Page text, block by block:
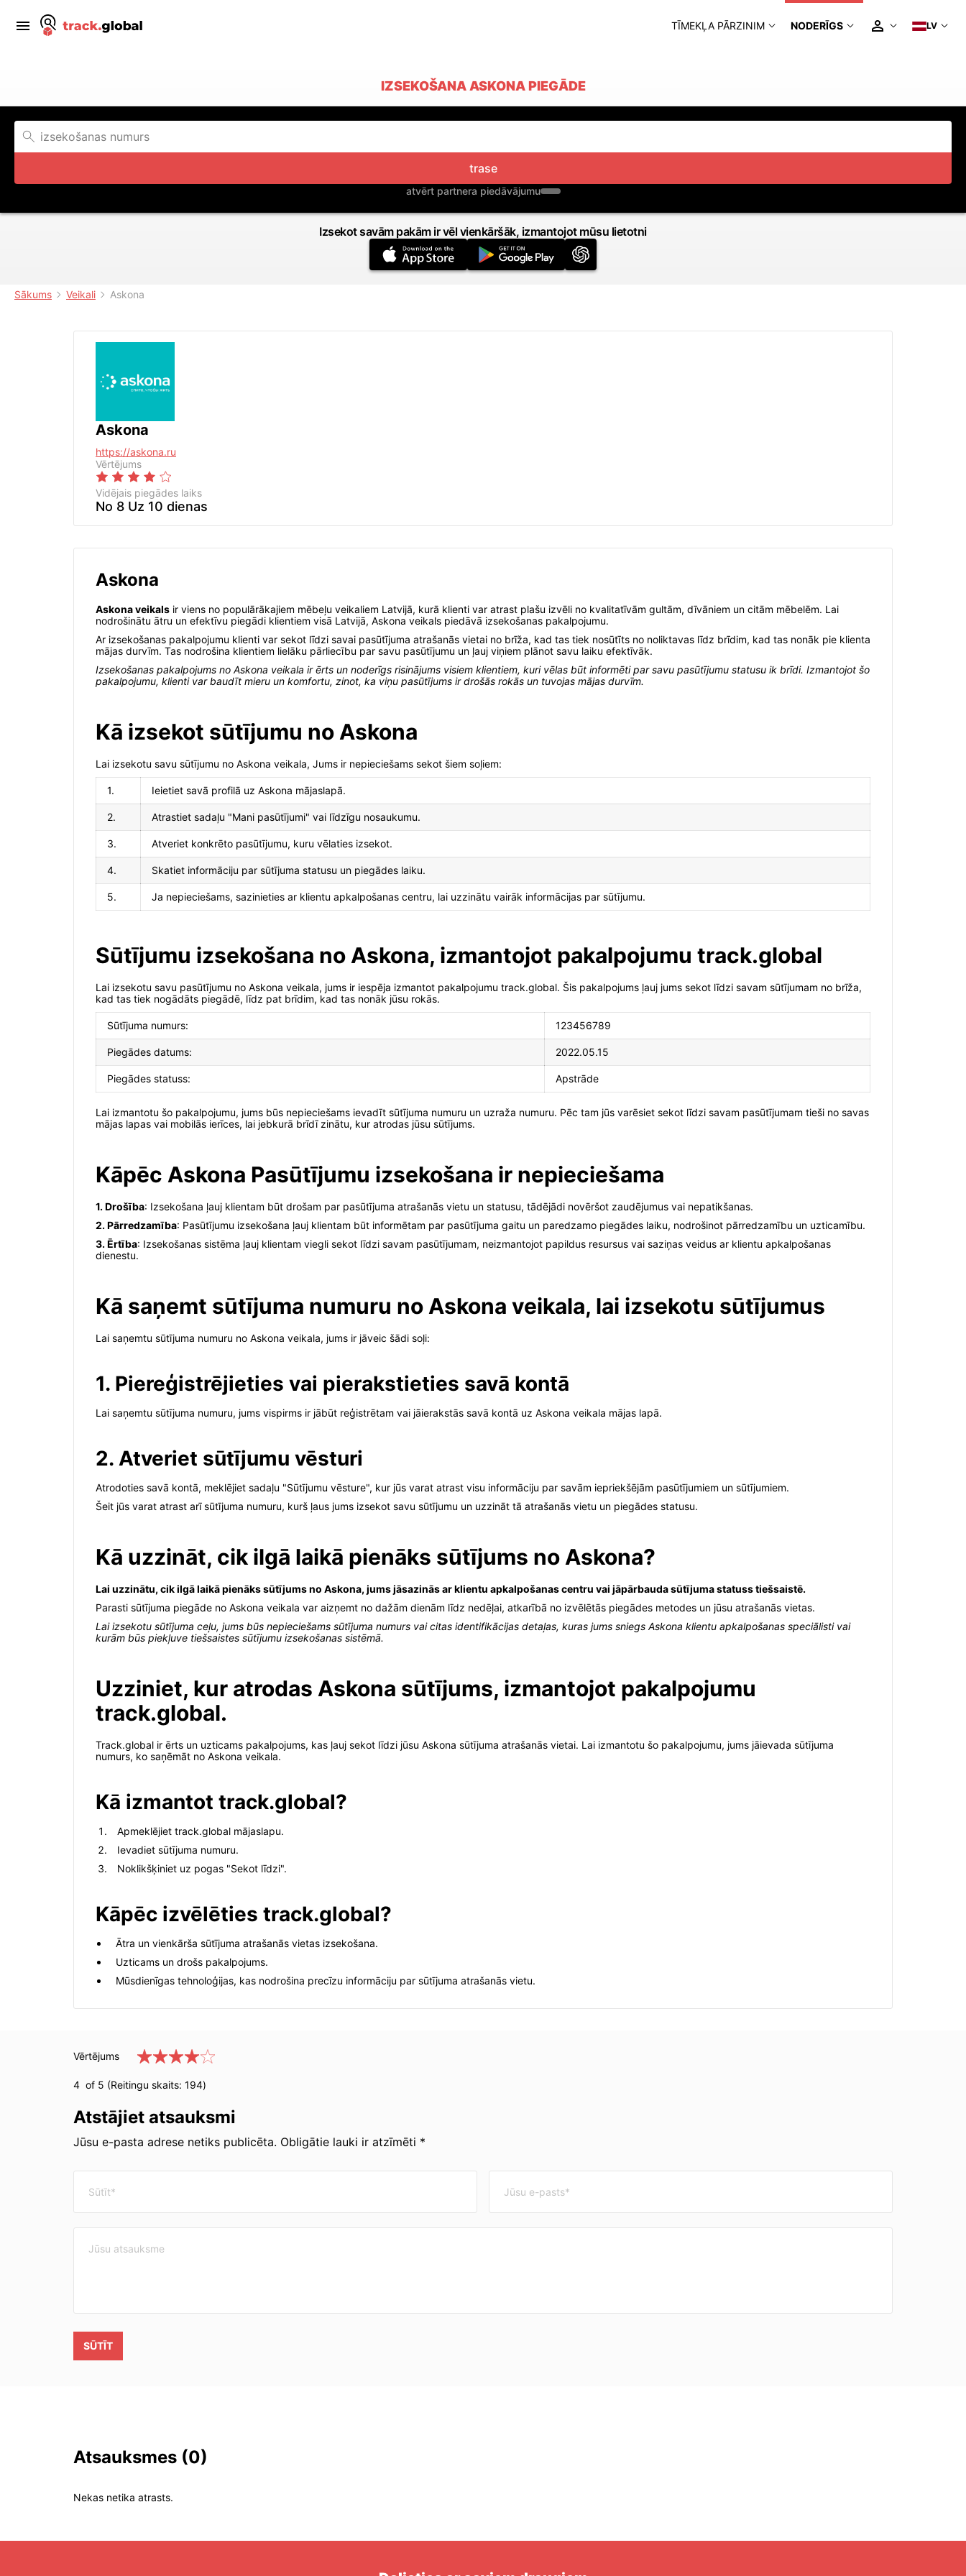
TĪMEKĻA PĀRZINIM NODERĪGS LV
IZSEKOŠANA ASKONA PIEGĀDE
trase
atvērt partnera piedāvājumu
Izsekot savām pakām ir vēl vienkāršāk, izmantojot mūsu lietotni
Sākums Veikali Askona
Askona
https://askona.ru
Vērtējums
Vidējais piegādes laiks
No 8 Uz 10 dienas
Askona
Askona veikals ir viens no populārākajiem mēbeļu veikaliem Latvijā, kurā klienti var atrast plašu izvēli no kvalitatīvām gultām, dīvāniem un citām mēbelēm. Lai
nodrošinātu ātru un efektīvu piegādi klientiem visā Latvijā, Askona veikals piedāvā izsekošanas pakalpojumu.
Ar izsekošanas pakalpojumu klienti var sekot līdzi savai pasūtījuma atrašanās vietai no brīža, kad tas tiek nosūtīts no noliktavas līdz brīdim, kad tas nonāk pie klienta
mājas durvīm. Tas nodrošina klientiem lielāku pārliecību par savu pasūtījumu un ļauj viņiem plānot savu laiku efektīvāk.
Izsekošanas pakalpojums no Askona veikala ir ērts un noderīgs risinājums visiem klientiem, kuri vēlas būt informēti par savu pasūtījumu statusu ik brīdi. Izmantojot šo
pakalpojumu, klienti var baudīt mieru un komfortu, zinot, ka viņu pasūtījums ir drošās rokās un tuvojas mājas durvīm.
Kā izsekot sūtījumu no Askona
Lai izsekotu savu sūtījumu no Askona veikala, Jums ir nepieciešams sekot šiem soļiem:
1. Ieietiet savā profilā uz Askona mājaslapā.
2. Atrastiet sadaļu "Mani pasūtījumi" vai līdzīgu nosaukumu.
3. Atveriet konkrēto pasūtījumu, kuru vēlaties izsekot.
4. Skatiet informāciju par sūtījuma statusu un piegādes laiku.
5. Ja nepieciešams, sazinieties ar klientu apkalpošanas centru, lai uzzinātu vairāk informācijas par sūtījumu.
Sūtījumu izsekošana no Askona, izmantojot pakalpojumu track.global
Lai izsekotu savu pasūtījumu no Askona veikala, jums ir iespēja izmantot pakalpojumu track.global. Šis pakalpojums ļauj jums sekot līdzi savam sūtījumam no brīža,
kad tas tiek nogādāts piegādē, līdz pat brīdim, kad tas nonāk jūsu rokās.
Sūtījuma numurs: 123456789
Piegādes datums: 2022.05.15
Piegādes statuss: Apstrāde
Lai izmantotu šo pakalpojumu, jums būs nepieciešams ievadīt sūtījuma numuru un uzraža numuru. Pēc tam jūs varēsiet sekot līdzi savam pasūtījumam tieši no savas
mājas lapas vai mobilās ierīces, lai jebkurā brīdī zinātu, kur atrodas jūsu sūtījums.
Kāpēc Askona Pasūtījumu izsekošana ir nepieciešama
1. Drošība: Izsekošana ļauj klientam būt drošam par pasūtījuma atrašanās vietu un statusu, tādējādi novēršot zaudējumus vai nepatikšanas.
2. Pārredzamība: Pasūtījumu izsekošana ļauj klientam būt informētam par pasūtījuma gaitu un paredzamo piegādes laiku, nodrošinot pārredzamību un uzticamību.
3. Ērtība: Izsekošanas sistēma ļauj klientam viegli sekot līdzi savam pasūtījumam, neizmantojot papildus resursus vai saziņas veidus ar klientu apkalpošanas
dienestu.
Kā saņemt sūtījuma numuru no Askona veikala, lai izsekotu sūtījumus
Lai saņemtu sūtījuma numuru no Askona veikala, jums ir jāveic šādi soļi:
1. Piereģistrējieties vai pierakstieties savā kontā
Lai saņemtu sūtījuma numuru, jums vispirms ir jābūt reģistrētam vai jāierakstās savā kontā uz Askona veikala mājas lapā.
2. Atveriet sūtījumu vēsturi
Atrodoties savā kontā, meklējiet sadaļu "Sūtījumu vēsture", kur jūs varat atrast visu informāciju par savām iepriekšējām pasūtījumiem un sūtījumiem.
Šeit jūs varat atrast arī sūtījuma numuru, kurš ļaus jums izsekot savu sūtījumu un uzzināt tā atrašanās vietu un piegādes statusu.
Kā uzzināt, cik ilgā laikā pienāks sūtījums no Askona?
Lai uzzinātu, cik ilgā laikā pienāks sūtījums no Askona, jums jāsazinās ar klientu apkalpošanas centru vai jāpārbauda sūtījuma statuss tiešsaistē.
Parasti sūtījuma piegāde no Askona veikala var aizņemt no dažām dienām līdz nedēļai, atkarībā no izvēlētās piegādes metodes un jūsu atrašanās vietas.
Lai izsekotu sūtījuma ceļu, jums būs nepieciešams sūtījuma numurs vai citas identifikācijas detaļas, kuras jums sniegs Askona klientu apkalpošanas speciālisti vai
kurām būs piekļuve tiešsaistes sūtījumu izsekošanas sistēmā.
Uzziniet, kur atrodas Askona sūtījums, izmantojot pakalpojumu
track.global.
Track.global ir ērts un uzticams pakalpojums, kas ļauj sekot līdzi jūsu Askona sūtījuma atrašanās vietai. Lai izmantotu šo pakalpojumu, jums jāievada sūtījuma
numurs, ko saņēmāt no Askona veikala.
Kā izmantot track.global?
Apmeklējiet track.global mājaslapu.
Ievadiet sūtījuma numuru.
Noklikšķiniet uz pogas "Sekot līdzi".
Kāpēc izvēlēties track.global?
Ātra un vienkārša sūtījuma atrašanās vietas izsekošana.
Uzticams un drošs pakalpojums.
Mūsdienīgas tehnoloģijas, kas nodrošina precīzu informāciju par sūtījuma atrašanās vietu.
Vērtējums
4 of 5 (Reitingu skaits: 194)
Atstājiet atsauksmi
Jūsu e-pasta adrese netiks publicēta. Obligātie lauki ir atzīmēti *
SŪTĪT
Atsauksmes (0)
Nekas netika atrasts.